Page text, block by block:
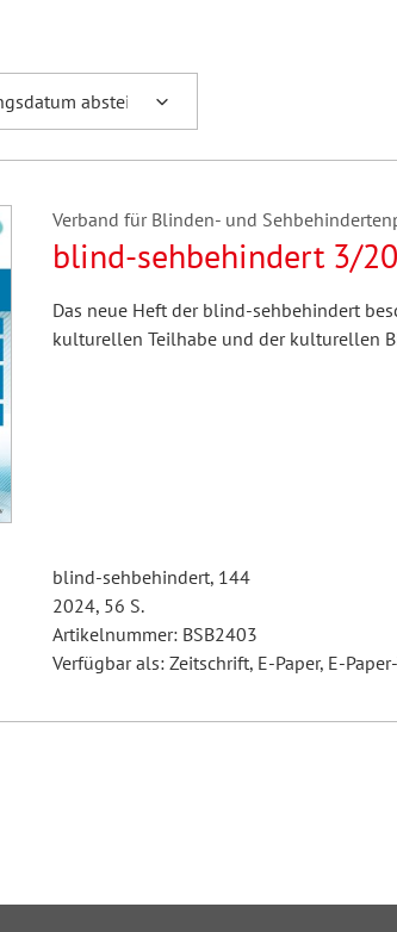
Verband für Blinden- und
blind-sehbehindert 3/
Das neue Heft der blind-sehbehindert
kulturellen Teilhabe und der kulturellen
blind-sehbehindert, 144
2024, 56 S.
Artikelnummer: BSB2403
Verfügbar als: Zeitschrift, E-Paper, E-